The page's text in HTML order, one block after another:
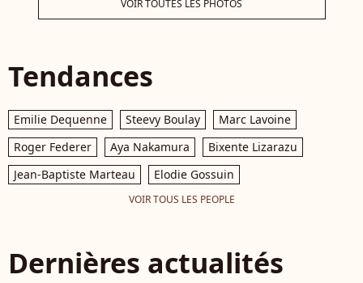
le 15 août 2022. ©
le 15 août 2022. ©
VOIR TOUTES LES PHOTOS
Tendances
Emilie Dequenne Steevy Boulay
Marc Lavoine
Roger Federer
Aya Nakamura
Bixente Lizarazu
Jean-Baptiste Marteau
Elodie Gossuin
VOIR TOUS LES PEOPLE
Dernières actualités